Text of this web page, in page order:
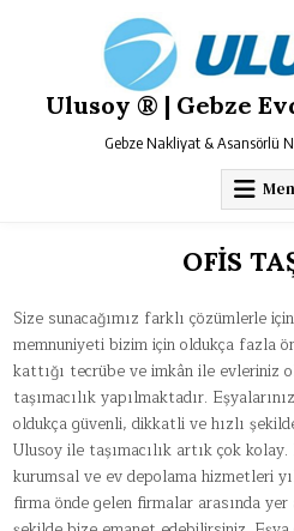
Ulusoy ® | Gebze
Gebze Nakliyat & Asansörlü
OFİS
Size sunacağımız farklı çözümlerle
memnuniyeti bizim için oldukça fazla
kattığı tecrübe ve imkân ile evleriniz
taşımacılık yapılmaktadır.
oldukça güvenli, dikkatli ve hızlı
Ulusoy ile taşımacılık artık çok
kurumsal ve ev depolama hizmetleri
firma önde gelen firmalar arasında